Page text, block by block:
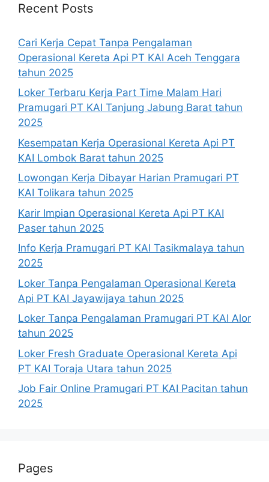
Recent Posts
Cari Kerja Cepat Tanpa Pengalaman
Operasional Kereta Api PT KAI Aceh Tenggara
tahun 2025
Loker Terbaru Kerja Part Time Malam Hari
Pramugari PT KAI Tanjung Jabung Barat tahun
2025
Kesempatan Kerja Operasional Kereta Api PT
KAI Lombok Barat tahun 2025
Lowongan Kerja Dibayar Harian Pramugari PT
KAI Tolikara tahun 2025
Karir Impian Operasional Kereta Api PT KAI
Paser tahun 2025
Info Kerja Pramugari PT KAI Tasikmalaya tahun
2025
Loker Tanpa Pengalaman Operasional Kereta
Api PT KAI Jayawijaya tahun 2025
Loker Tanpa Pengalaman Pramugari PT KAI Alor
tahun 2025
Loker Fresh Graduate Operasional Kereta Api
PT KAI Toraja Utara tahun 2025
Job Fair Online Pramugari PT KAI Pacitan tahun
2025
Pages